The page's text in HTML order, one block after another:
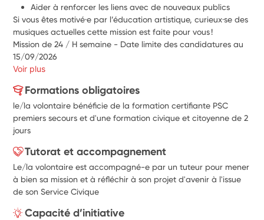
Aider à renforcer les liens avec de nouveaux publics
Si vous êtes motivé·e par l’éducation artistique, curieux·se des
musiques actuelles cette mission est faite pour vous !
Mission de 24 / H semaine - Date limite des candidatures au
15/09/2026
Voir plus
Formations obligatoires
le/la volontaire bénéficie de la formation certifiante PSC
premiers secours et d'une formation civique et citoyenne de 2
jours
Tutorat et accompagnement
Le/la volontaire est accompagné-e par un tuteur pour mener
à bien sa mission et à réfléchir à son projet d'avenir à l'issue
de son Service Civique
Capacité d’initiative